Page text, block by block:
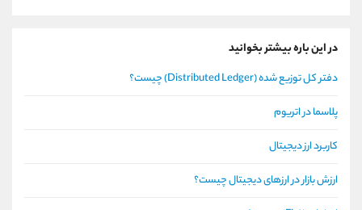
در این باره بیشتر بخوانید
دفتر کل توزیع شده (Distributed Ledger) چیست؟
پلاسما در اتریوم
کاربرد ارز دیجیتال
ارزش بازار در ارزهای دیجیتال چیست؟